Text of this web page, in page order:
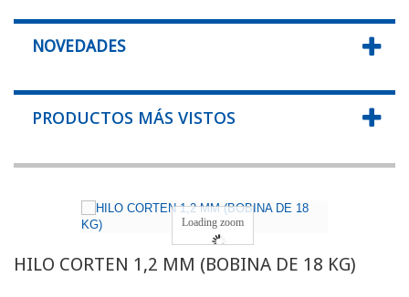
NOVEDADES
PRODUCTOS MÁS VISTOS
Loading zoom
HILO CORTEN 1,2 MM (BOBINA DE 18 KG)